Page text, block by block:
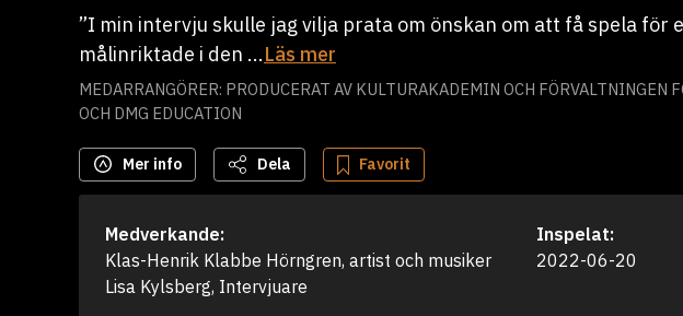
”I min intervju skulle jag vilja prata om önskan om att få spela
målinriktade i den ...Läs mer
MEDARRANGÖRER: PRODUCERAT AV KULTURAKADEMIN OCH
OCH DMG EDUCATION
Mer info Dela Favorit
Medverkande:
Klas-Henrik Klabbe Hörngren, artist och musiker
Lisa Kylsberg, Intervjuare
Inspelat:
2022-06-20